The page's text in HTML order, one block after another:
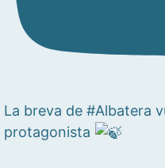
La breva de #Albatera
protagonista